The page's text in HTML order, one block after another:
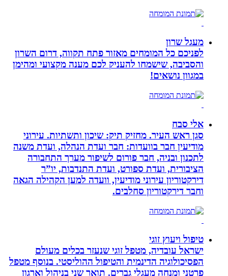
מעגל שרון
לפניכם כל המומחים מאזור פתח תקווה, דרום השרון
והסביבה, שישמחו להעניק לכם מענה מקצועי ומהימן
במגוון נושאים!
אלי סבח
סגן ראש העיר. מחזיק תיק: שיכון ותשתיות. עירוני
מודיעין חבר בוועדות: חבר ועדת הנהלה, ועדת משנה
לתכנון ובניה, חבר פורום לשיפור מערך התחבורה
הציבורית, ועדת ספורט, ועדת התנדבות, יו”ר
דירקטוריון עירוני מודיעין, וועדה למען הקהילה הגאה
וחבר דירקטוריון סחלבים.
טיפול ויעוץ זוגי
ישראל עובדיה, מטפל זוגי שנעזר בכלים מעולם
הפסיכולוגיה הדינמית והטיפול ההוליסטי. בנוסף מטפל
פרטני ומנחה מעגלי גברים. תואר שני בניהול וארגון